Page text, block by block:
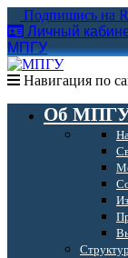
Подпишись на
Личный
МПГУ
Навигация по
Об